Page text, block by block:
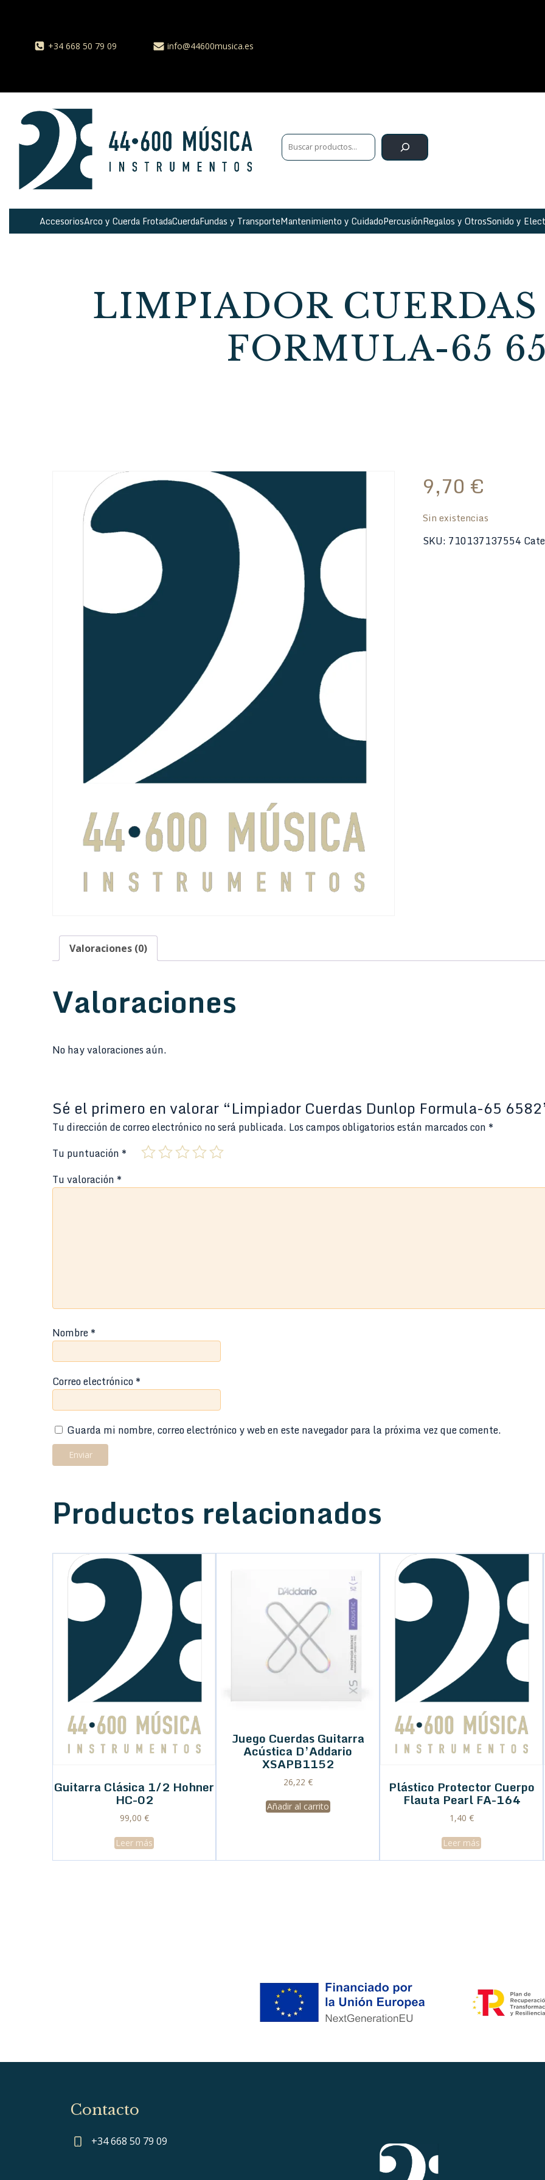
+34 668 50 79 09 info@44600musica.es
AccesoriosArco y Cuerda FrotadaCuerdaFundas y TransporteMantenimiento y CuidadoPercusiónRegalos y OtrosSonido y
LIMPIADOR
FORMULA-65
9,70 €
Sin existencias
SKU: 710137137554
Valoraciones (0)
Valoraciones
No hay valoraciones aún.
Sé el primero en valorar “Limpiador Cuerdas Dunlop Formula-65
Tu dirección de correo electrónico no será publicada. Los campos obligatorios están marcados con *
Tu puntuación *
Tu valoración *
Nombre*
Correo electrónico*
Guarda mi nombre, correo electrónico y web en este navegador para la próxima vez que comente.
Productos relacionados
Guitarra Clásica 1/2 Hohner
HC-02
99,00 €
Leer más
Juego Cuerdas Guitarra
Acústica D’Addario
XSAPB1152
26,22 €
Añadir al carrito
Plástico Protector Cuerpo
Flauta Pearl FA-164
1,40 €
Leer más
Contacto
+34 668 50 79 09